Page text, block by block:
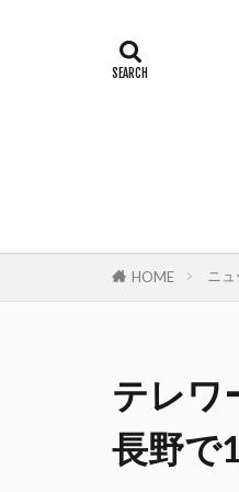
HOME ニュ
テレワ
長野で